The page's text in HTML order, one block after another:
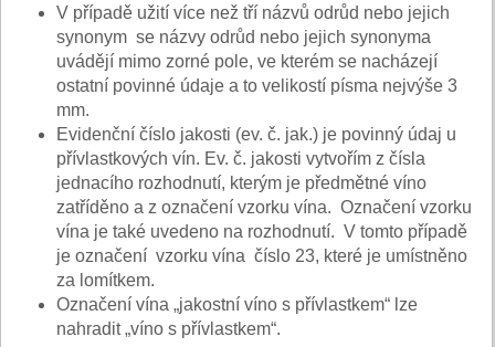
V případě užití více než tří názvů odrůd nebo jejich
synonym se názvy odrůd nebo jejich synonyma
uvádějí mimo zorné pole, ve kterém se nacházejí
ostatní povinné údaje a to velikostí písma nejvýše 3
mm.
Evidenční číslo jakosti (ev. č. jak.) je povinný údaj u
přívlastkových vín. Ev. č. jakosti vytvořím z čísla
jednacího rozhodnutí, kterým je předmětné víno
zatříděno a z označení vzorku vína. Označení vzorku
vína je také uvedeno na rozhodnutí. V tomto případě
je označení vzorku vína číslo 23, které je umístněno
za lomítkem.
Označení vína „jakostní víno s přívlastkem“ lze
nahradit „víno s přívlastkem“.